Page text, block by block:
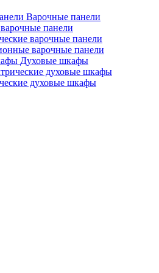
Варочные панели
панели
варочные панели
варочные панели
Духовые шкафы
духовые шкафы
духовые шкафы